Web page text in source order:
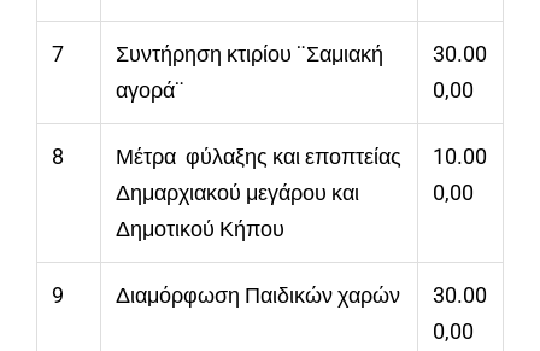
7
Συντήρηση κτιρίου ¨Σαμιακή
αγορά¨
30.00
0,00
8
Μέτρα φύλαξης και εποπτείας
Δημαρχιακού μεγάρου και
Δημοτικού Κήπου
10.00
0,00
9 Διαμόρφωση Παιδικών χαρών
30.00
0,00